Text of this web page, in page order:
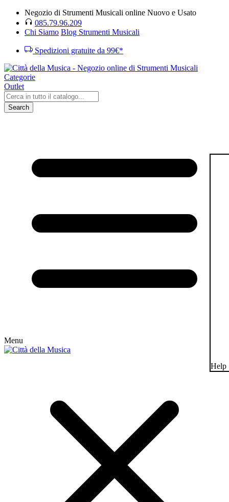
Negozio di Strumenti Musicali online Nuovo e Usato
085.79.96.209
Chi Siamo Blog Strumenti Musicali
Spedizioni gratuite da 99€*
Categorie
Outlet
Search
Menu
Help